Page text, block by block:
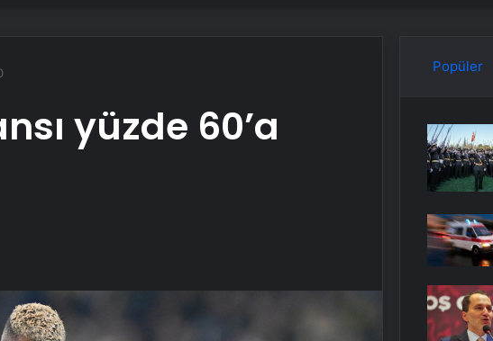
yüzde 60’a
Popüler